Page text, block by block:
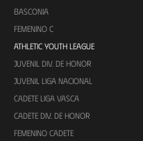
BASCONIA
FEMENINO C
ATHLETIC YOUTH LEAGUE
JUVENIL DIV. DE HONOR
JUVENIL LIGA NACIONAL
CADETE LIGA VASCA
CADETE DIV. DE HONOR
FEMENINO CADETE